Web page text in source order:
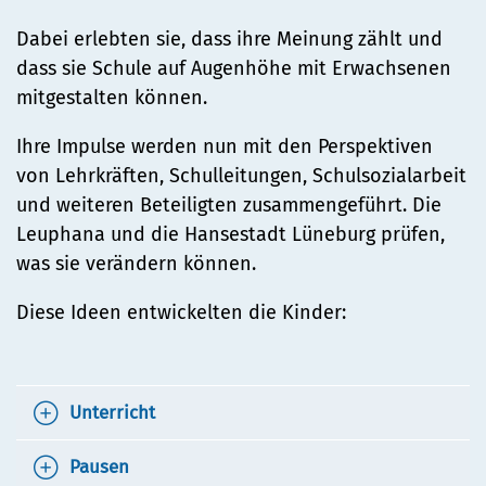
Dabei erlebten sie, dass ihre Meinung zählt und
dass sie Schule auf Augenhöhe mit Erwachsenen
mitgestalten können.
Ihre Impulse werden nun mit den Perspektiven
von Lehrkräften, Schulleitungen, Schulsozialarbeit
und weiteren Beteiligten zusammengeführt. Die
Leuphana und die Hansestadt Lüneburg prüfen,
was sie verändern können.
Diese Ideen entwickelten die Kinder:
Unterricht
Experimentieren fördern
Pausen